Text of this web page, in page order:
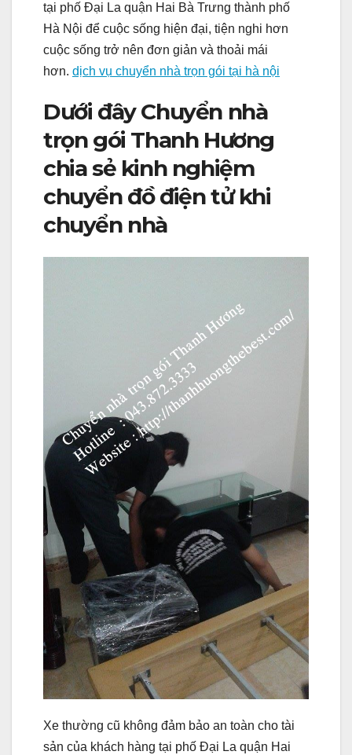
tại phố Đại La quận Hai Bà Trưng thành phố
Hà Nội để cuộc sống hiện đại, tiện nghi hơn
cuộc sống trở nên đơn giản và thoải mái
hơn. dịch vụ chuyển nhà trọn gói tại hà nội
Dưới đây Chuyển nhà
trọn gói Thanh Hương
chia sẻ kinh nghiệm
chuyển đồ điện tử khi
chuyển nhà
Xe thường cũ không đảm bảo an toàn cho tài
sản của khách hàng tại phố Đại La quận Hai